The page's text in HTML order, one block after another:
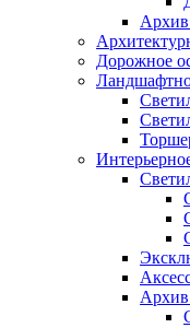
Архив
Дорожное
Архив